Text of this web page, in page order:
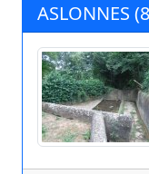
ASLONNES